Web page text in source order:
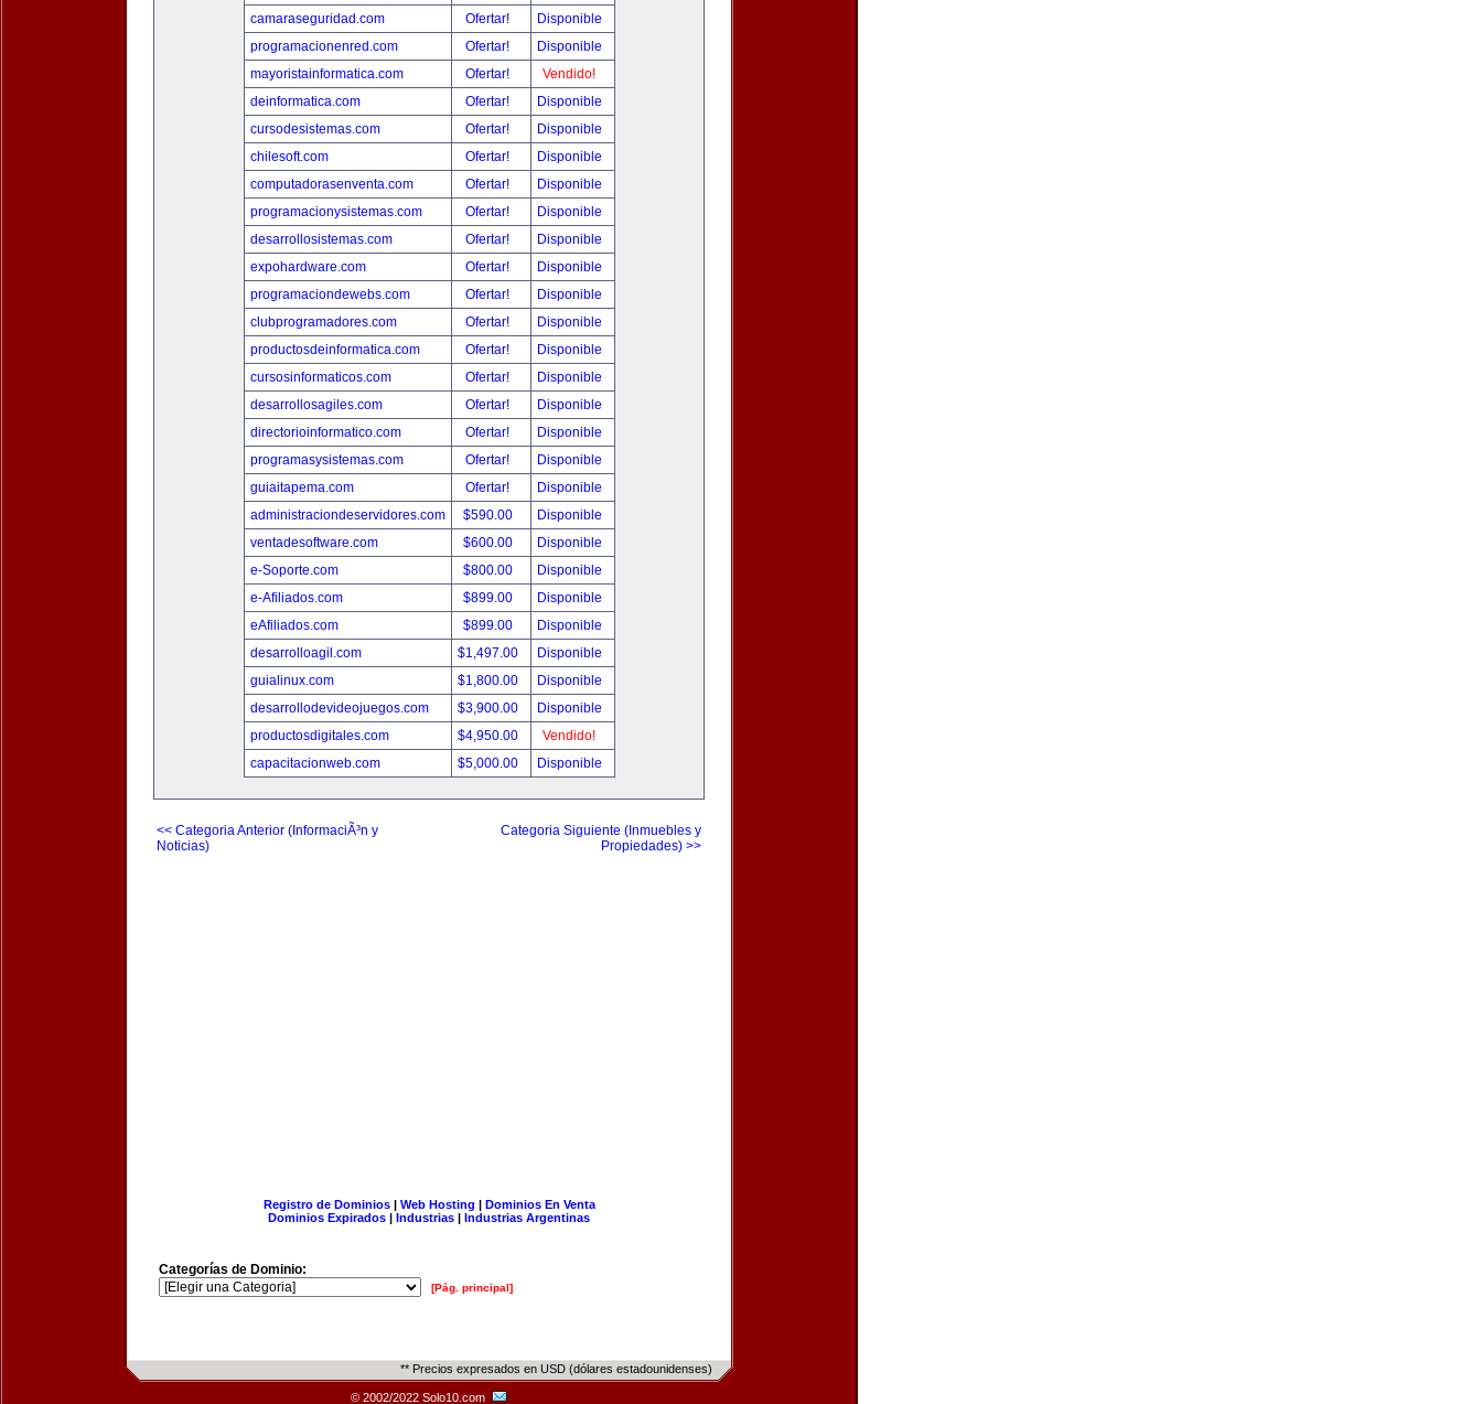
camaraseguridad.com
Ofertar!
Disponible
programacionenred.com
Ofertar!
Disponible
mayoristainformatica.com
Ofertar!
Vendido!
deinformatica.com
Ofertar!
Disponible
cursodesistemas.com
Ofertar!
Disponible
chilesoft.com
Ofertar!
Disponible
computadorasenventa.com
Ofertar!
Disponible
programacionysistemas.com
Ofertar!
Disponible
desarrollosistemas.com
Ofertar!
Disponible
expohardware.com
Ofertar!
Disponible
programaciondewebs.com
Ofertar!
Disponible
clubprogramadores.com
Ofertar!
Disponible
productosdeinformatica.com
Ofertar!
Disponible
cursosinformaticos.com
Ofertar!
Disponible
desarrollosagiles.com
Ofertar!
Disponible
directorioinformatico.com
Ofertar!
Disponible
programasysistemas.com
Ofertar!
Disponible
guiaitapema.com
Ofertar!
Disponible
administraciondeservidores.com
$590.00
Disponible
ventadesoftware.com
$600.00
Disponible
e-Soporte.com
$800.00
Disponible
e-Afiliados.com
$899.00
Disponible
eAfiliados.com
$899.00
Disponible
desarrolloagil.com
$1,497.00
Disponible
guialinux.com
$1,800.00
Disponible
desarrollodevideojuegos.com
$3,900.00
Disponible
productosdigitales.com
$4,950.00
Vendido!
capacitacionweb.com
$5,000.00 Disponible
<< Categoria Anterior (InformaciÃ³n y
Noticias)
Categoria Siguiente (Inmuebles y
Propiedades) >>
Registro de Dominios| Web Hosting | Dominios En Venta
Dominios Expirados | Industrias | Industrias Argentinas
Categorías de Dominio:
[Pág. principal]
** Precios expresados en USD (dólares estadounidenses)
© 2002/2022 Solo10.com